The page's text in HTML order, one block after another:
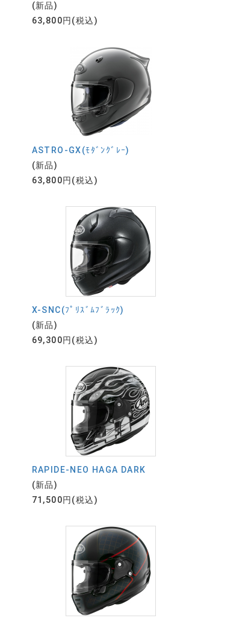
(新品)
63,800円(税込)
ASTRO-GX(ﾓﾀﾞﾝｸﾞﾚｰ)
(新品)
63,800円(税込)
X-SNC(ﾌﾟﾘｽﾞﾑﾌﾞﾗｯｸ)
(新品)
69,300円(税込)
RAPIDE-NEO HAGA DARK
(新品)
71,500円(税込)